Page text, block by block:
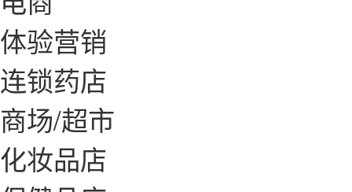
体验营销
连锁药店
商场/超市
化妆品店